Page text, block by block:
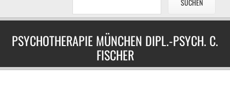
PSYCHOTHERAPIE MÜNCHEN DIPL.-PSYCH. C.
FISCHER